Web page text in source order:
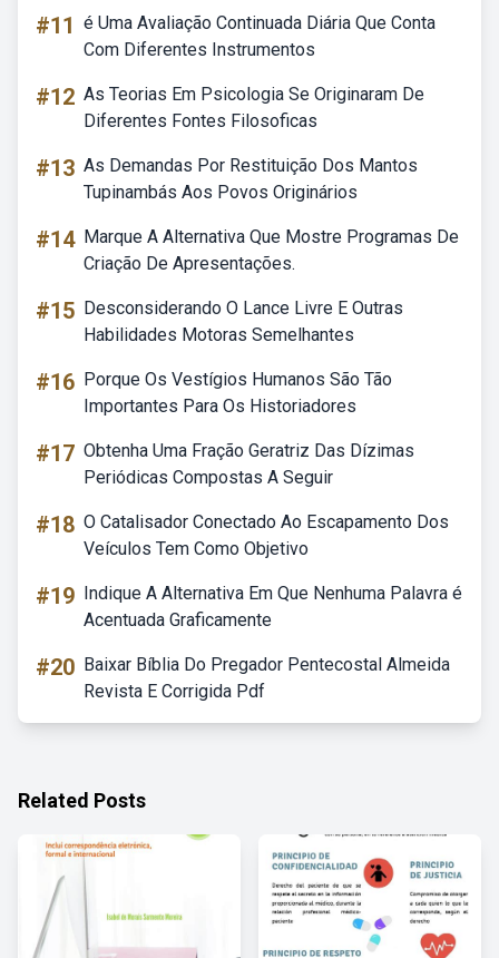
#11 é Uma Avaliação Continuada Diária Que Conta
Com Diferentes Instrumentos
#12 As Teorias Em Psicologia Se Originaram De
Diferentes Fontes Filosoficas
#13 As Demandas Por Restituição Dos Mantos
Tupinambás Aos Povos Originários
#14 Marque A Alternativa Que Mostre Programas De
Criação De Apresentações.
#15 Desconsiderando O Lance Livre E Outras
Habilidades Motoras Semelhantes
#16 Porque Os Vestígios Humanos São Tão
Importantes Para Os Historiadores
#17 Obtenha Uma Fração Geratriz Das Dízimas
Periódicas Compostas A Seguir
#18 O Catalisador Conectado Ao Escapamento Dos
Veículos Tem Como Objetivo
#19 Indique A Alternativa Em Que Nenhuma Palavra é
Acentuada Graficamente
#20 Baixar Bíblia Do Pregador Pentecostal Almeida
Revista E Corrigida Pdf
Related Posts